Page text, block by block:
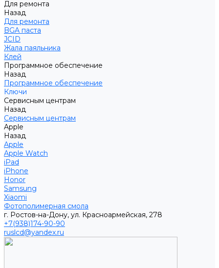
Для ремонта
Назад
Для ремонта
BGA паста
JCID
Жала паяльника
Клей
Программное обеспечение
Назад
Программное обеспечение
Ключи
Сервисным центрам
Назад
Сервисным центрам
Apple
Назад
Apple
Apple Watch
iPad
iPhone
Honor
Samsung
Xiaomi
Фотополимерная смола
г. Ростов-на-Дону, ул. Красноармейская, 278
+7(938)174-90-90
ruslcd@yandex.ru